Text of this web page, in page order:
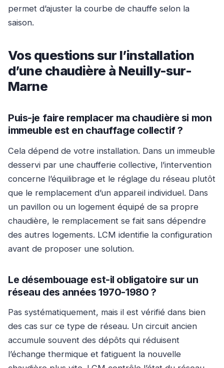
permet d’ajuster la courbe de chauffe selon la
saison.
Vos questions sur l’installation
d’une chaudière à Neuilly-sur-
Marne
Puis-je faire remplacer ma chaudière si mon
immeuble est en chauffage collectif ?
Cela dépend de votre installation. Dans un immeuble
desservi par une chaufferie collective, l’intervention
concerne l’équilibrage et le réglage du réseau plutôt
que le remplacement d’un appareil individuel. Dans
un pavillon ou un logement équipé de sa propre
chaudière, le remplacement se fait sans dépendre
des autres logements. LCM identifie la configuration
avant de proposer une solution.
Le désembouage est-il obligatoire sur un
réseau des années 1970-1980 ?
Pas systématiquement, mais il est vérifié dans bien
des cas sur ce type de réseau. Un circuit ancien
accumule souvent des dépôts qui réduisent
l’échange thermique et fatiguent la nouvelle